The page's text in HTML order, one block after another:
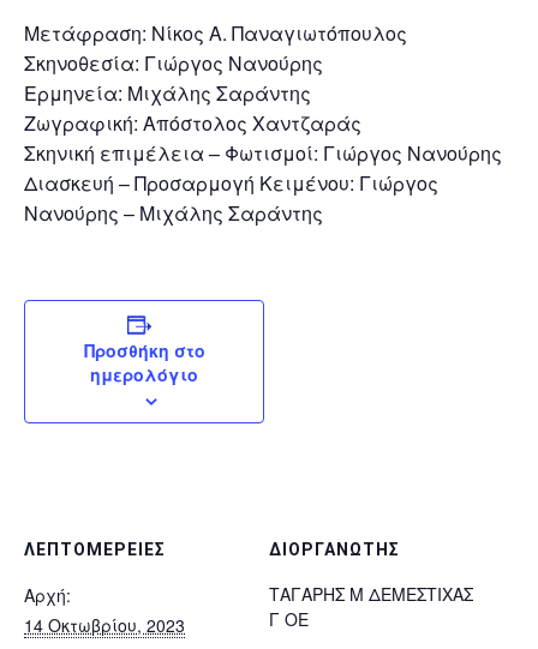
Μετάφραση: Νίκος A. Παναγιωτόπουλος
Σκηνοθεσία: Γιώργος Νανούρης
Ερμηνεία: Μιχάλης Σαράντης
Ζωγραφική: Απόστολος Χαντζαράς
Σκηνική επιμέλεια – Φωτισμοί: Γιώργος Νανούρης
Διασκευή – Προσαρμογή Κειμένου: Γιώργος
Νανούρης – Μιχάλης Σαράντης
Προσθήκη στο
ημερολόγιο
ΛΕΠΤΟΜΈΡΕΙΕΣ
Αρχή:
14 Οκτωβρίου, 2023
ΔΙΟΡΓΑΝΩΤΉΣ
ΤΑΓΑΡΗΣ Μ ΔΕΜΕΣΤΙΧΑΣ
Γ ΟΕ